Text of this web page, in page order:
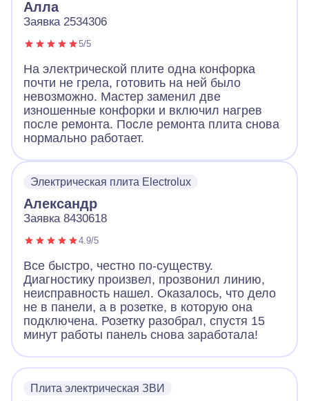
Алла
Заявка 2534306
5/5
На электрической плите одна конфорка
почти не грела, готовить на ней было
невозможно. Мастер заменил две
изношенные конфорки и включил нагрев
после ремонта. После ремонта плита снова
нормально работает.
Электрическая плита Electrolux
Александр
Заявка 8430618
4.9/5
Все быстро, честно по-существу.
Диагностику произвел, прозвонил линию,
неисправность нашел. Оказалось, что дело
не в панели, а в розетке, в которую она
подключена. Розетку разобрал, спустя 15
минут работы панель снова заработала!
Плита электрическая ЗВИ